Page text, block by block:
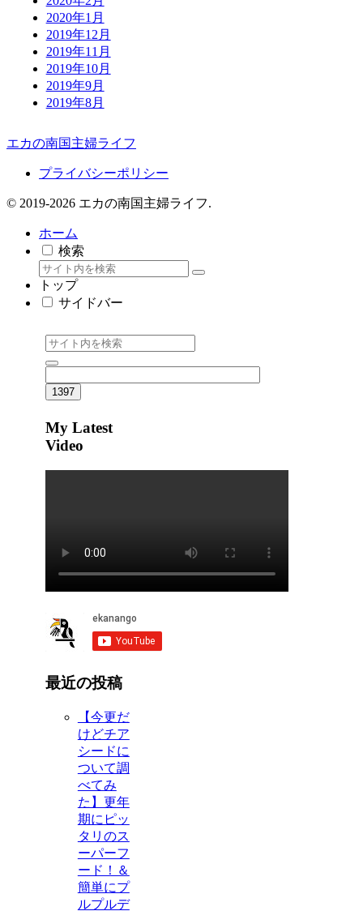
2020年1月
2019年12月
2019年11月
2019年10月
2019年9月
2019年8月
エカの南国主婦ライフ
プライバシーポリシー
© 2019-2026 エカの南国主婦ライフ.
ホーム
検索
トップ
サイドバー
My Latest
Video
最近の投稿
【今更だ
けどチア
シードに
ついて調
べてみ
た】更年
期にピッ
タリのス
ーパーフ
ード！＆
簡単にプ
ルプルデ